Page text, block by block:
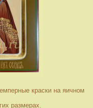
краски на яичном
размерах.